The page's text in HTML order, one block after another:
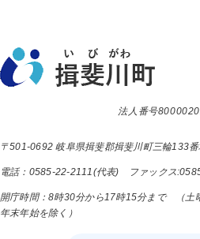
法人番号
〒501-0692 岐阜県揖斐郡揖斐川町三輪133
電話：0585-22-2111(代表) ファックス
開庁時間：8時30分から17時15分まで （土
年末年始を除く）